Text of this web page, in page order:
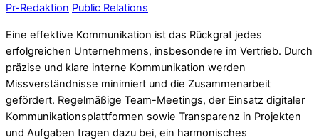
Pr-Redaktion Public Relations
Eine effektive Kommunikation ist das Rückgrat jedes
erfolgreichen Unternehmens, insbesondere im Vertrieb. Durch
präzise und klare interne Kommunikation werden
Missverständnisse minimiert und die Zusammenarbeit
gefördert. Regelmäßige Team-Meetings, der Einsatz digitaler
Kommunikationsplattformen sowie Transparenz in Projekten
und Aufgaben tragen dazu bei, ein harmonisches